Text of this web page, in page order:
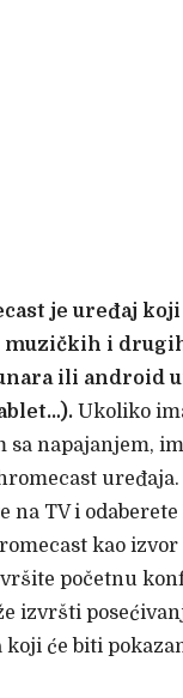
je uređaj
muzičkih i
ili android
Ukoliko
sa napajanjem,
uređaja.
TV i odaberete
kao izvor
početnu
izvršti
koji će biti